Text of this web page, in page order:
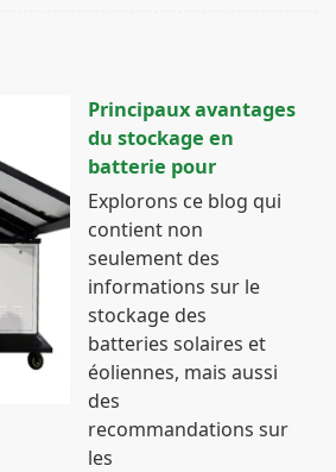
Principaux avantages
du stockage en
batterie pour
Explorons ce blog qui
contient non
seulement des
informations sur le
stockage des
batteries solaires et
éoliennes, mais aussi
des
recommandations sur
les